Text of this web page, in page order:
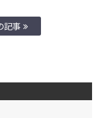
記事